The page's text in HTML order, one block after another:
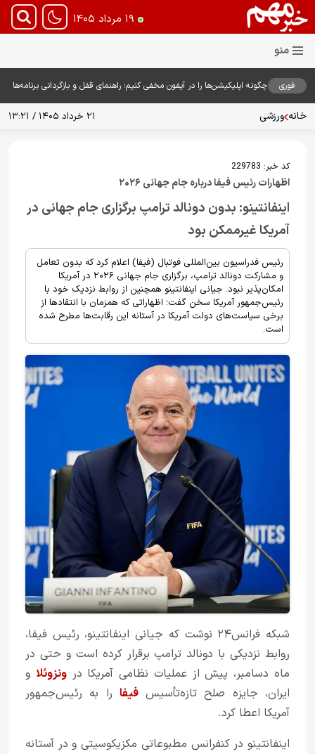
۱۹ مرداد ۱۴۰۵
فوری چگونه اپلیکیشن‌ها را در آیفون مخفی کنیم؛ راهنمای قفل و بازگردانی برنامه‌ها
خانه ورزشی ۲۱ خرداد ۱۴۰۵ / ۱۳:۲۱
کد خبر: 229783
اظهارات رئیس فیفا درباره جام جهانی ۲۰۲۶
اینفانتینو: بدون دونالد ترامپ برگزاری جام جهانی در
آمریکا غیرممکن بود
رئیس فدراسیون بین‌المللی فوتبال (فیفا) اعلام کرد که بدون تعامل
و مشارکت دونالد ترامپ، برگزاری جام جهانی ۲۰۲۶ در آمریکا
امکان‌پذیر نبود. جیانی اینفانتینو همچنین از روابط نزدیک خود با
رئیس‌جمهور آمریکا سخن گفت؛ اظهاراتی که همزمان با انتقادها از
برخی سیاست‌های دولت آمریکا در آستانه این رقابت‌ها مطرح شده
است.
شبکه فرانس۲۴ نوشت که جیانی اینفانتینو، رئیس فیفا،
روابط نزدیکی با دونالد ترامپ برقرار کرده است و حتی در
ماه دسامبر، پیش از عملیات نظامی آمریکا درونزوئلا و
ایران، جایزه صلح تازه‌تأسیسفیفا را به رئیس‌جمهور
آمریکا اعطا کرد.
اینفانتینو در کنفرانس مطبوعاتی مکزیکوسیتی و در آستانه